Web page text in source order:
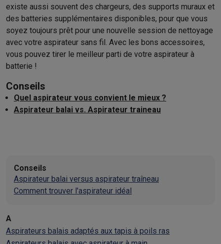
existe aussi souvent des chargeurs, des supports muraux et
des batteries supplémentaires disponibles, pour que vous
soyez toujours prêt pour une nouvelle session de nettoyage
avec votre aspirateur sans fil. Avec les bons accessoires,
vous pouvez tirer le meilleur parti de votre aspirateur à
batterie !
Conseils
Quel aspirateur vous convient le mieux ?
Aspirateur balai vs. Aspirateur traineau
Conseils
Aspirateur balai versus aspirateur traîneau
Comment trouver l'aspirateur idéal
A
Aspirateurs balais adaptés aux tapis à poils ras